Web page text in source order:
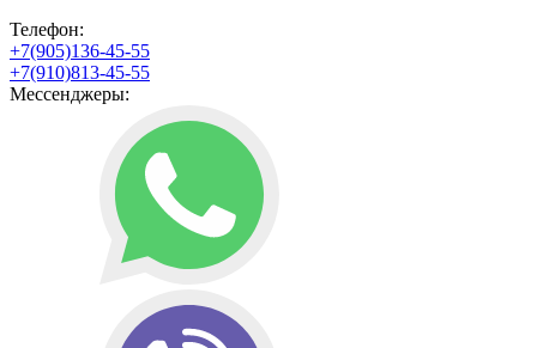
Телефон:
+7(905)136-45-55
+7(910)813-45-55
Мессенджеры: